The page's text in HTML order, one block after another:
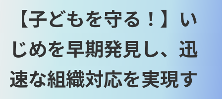
【子どもを守る！】い
じめを早期発見し、迅
速な組織対応を実現す